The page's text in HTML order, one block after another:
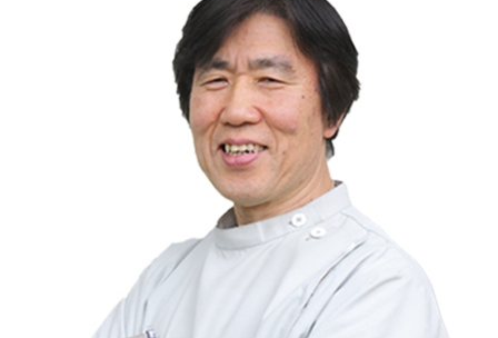
052-212-6889 お問い合わせ